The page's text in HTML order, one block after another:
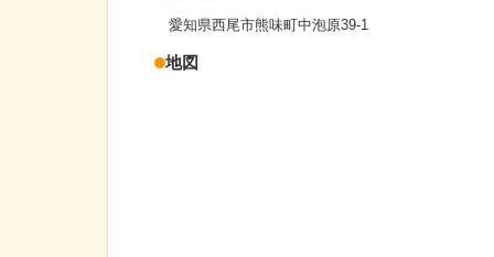
愛知県西尾市熊味町中泡原39-1
地図